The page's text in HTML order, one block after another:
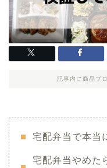
記事内に商品プ
宅配弁当で本当
宅配弁当やめた